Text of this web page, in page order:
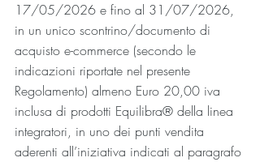
17/05/2026 e fino al 31/07/2026,
in un unico scontrino/documento di
acquisto e-commerce (secondo le
indicazioni riportate nel presente
Regolamento) almeno Euro 20,00 iva
inclusa di prodotti Equilibra® della linea
integratori, in uno dei punti vendita
aderenti all’iniziativa indicati al paragrafo